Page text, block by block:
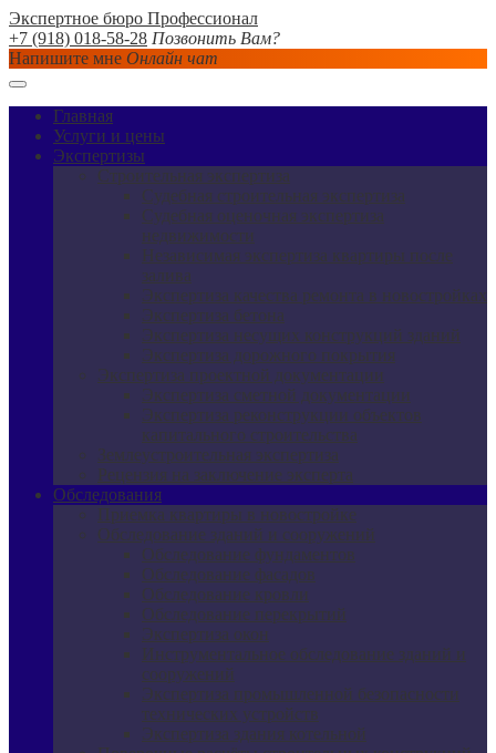
Экспертное бюро Профессионал
+7 (918) 018-58-28 Позвонить Вам?
Напишите мне Онлайн чат
Главная
Услуги и цены
Экспертизы
Строительная экспертиза
Судебная строительная экспертиза
Судебная оценочная экспертиза
недвижимости
Независимая экспертиза квартиры после
залива
Экспертиза качества ремонта в новостройках
Экспертиза бетона
Экспертиза несущих конструкций зданий
Экспертиза дорожного покрытия
Экспертиза проектной документации
Экспертиза сметной документации
Экспертиза реконструкции объектов
капитального строительства
Землеустроительная экспертиза
Рецензия на заключение эксперта
Обследования
Приемка квартиры в новостройке
Обследование зданий и сооружений
Обследование фундаментов
Обследование фасадов
Обследование кровли
Обследование перекрытий
Экспертиза окон
Инструментальное обследование зданий и
сооружений
Экспертиза промышленной безопасности
технических устройств
Экспертиза здания котельной